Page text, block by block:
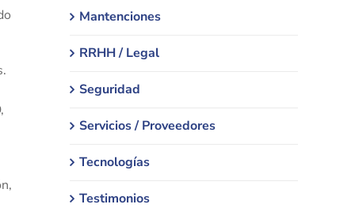
Mantenciones
RRHH / Legal
Seguridad
Servicios / Proveedores
Tecnologías
Testimonios